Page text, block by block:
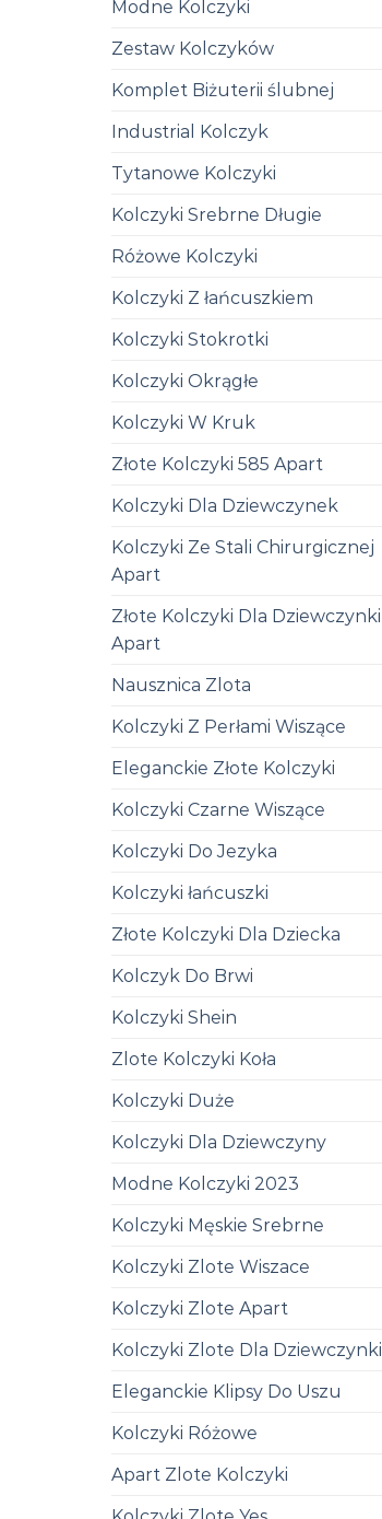
Modne Kolczyki
Zestaw Kolczyków
Komplet Biżuterii ślubnej
Industrial Kolczyk
Tytanowe Kolczyki
Kolczyki Srebrne Długie
Różowe Kolczyki
Kolczyki Z łańcuszkiem
Kolczyki Stokrotki
Kolczyki Okrągłe
Kolczyki W Kruk
Złote Kolczyki 585 Apart
Kolczyki Dla Dziewczynek
Kolczyki Ze Stali Chirurgicznej
Apart
Złote Kolczyki Dla Dziewczynki
Apart
Nausznica Zlota
Kolczyki Z Perłami Wiszące
Eleganckie Złote Kolczyki
Kolczyki Czarne Wiszące
Kolczyki Do Jezyka
Kolczyki łańcuszki
Złote Kolczyki Dla Dziecka
Kolczyk Do Brwi
Kolczyki Shein
Zlote Kolczyki Koła
Kolczyki Duże
Kolczyki Dla Dziewczyny
Modne Kolczyki 2023
Kolczyki Męskie Srebrne
Kolczyki Zlote Wiszace
Kolczyki Zlote Apart
Kolczyki Zlote Dla Dziewczynki
Eleganckie Klipsy Do Uszu
Kolczyki Różowe
Apart Zlote Kolczyki